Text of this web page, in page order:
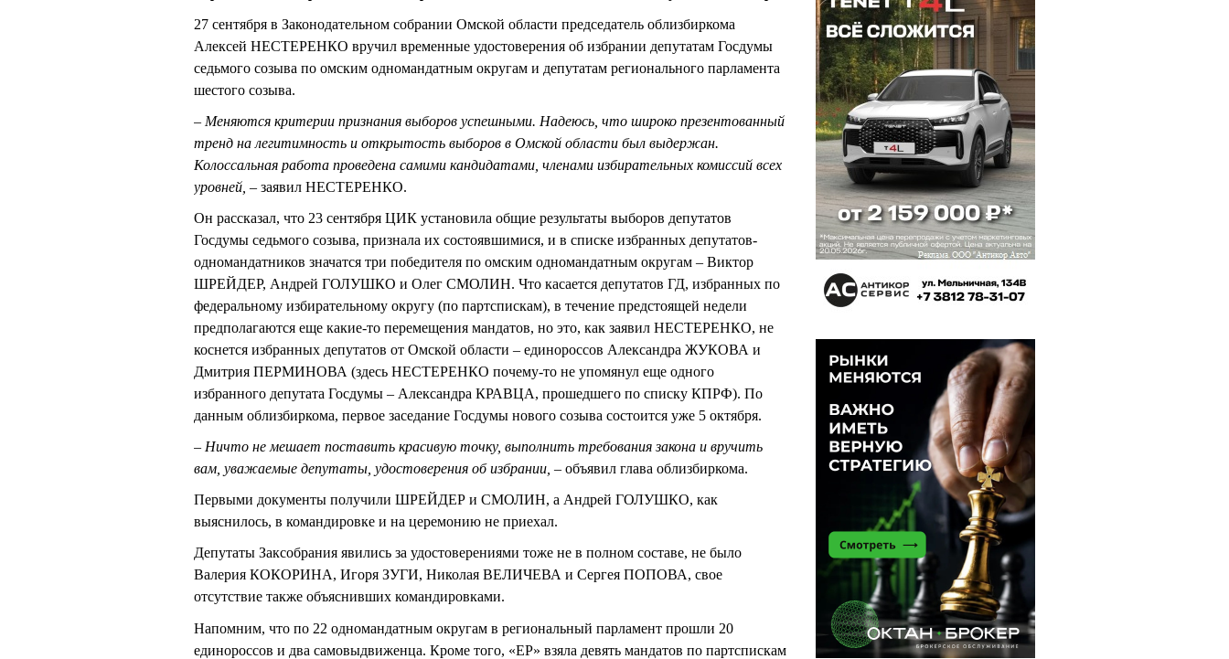
27 сентября в Законодательном собрании Омской области председатель облизбиркома
Алексей НЕСТЕРЕНКО вручил временные удостоверения об избрании депутатам Госдумы
седьмого созыва по омским одномандатным округам и депутатам регионального парламента
шестого созыва.
– Меняются критерии признания выборов успешными. Надеюсь, что широко презентованный
тренд на легитимность и открытость выборов в Омской области был выдержан.
Колоссальная работа проведена самими кандидатами, членами избирательных комиссий всех
уровней, – заявил НЕСТЕРЕНКО.
Он рассказал, что 23 сентября ЦИК установила общие результаты выборов депутатов
Госдумы седьмого созыва, признала их состоявшимися, и в списке избранных депутатов-
одномандатников значатся три победителя по омским одномандатным округам – Виктор
ШРЕЙДЕР, Андрей ГОЛУШКО и Олег СМОЛИН. Что касается депутатов ГД, избранных по
федеральному избирательному округу (по партспискам), в течение предстоящей недели
предполагаются еще какие-то перемещения мандатов, но это, как заявил НЕСТЕРЕНКО, не
коснется избранных депутатов от Омской области – единороссов Александра ЖУКОВА и
Дмитрия ПЕРМИНОВА (здесь НЕСТЕРЕНКО почему-то не упомянул еще одного
избранного депутата Госдумы – Александра КРАВЦА, прошедшего по списку КПРФ). По
данным облизбиркома, первое заседание Госдумы нового созыва состоится уже 5 октября.
– Ничто не мешает поставить красивую точку, выполнить требования закона и вручить
вам, уважаемые депутаты, удостоверения об избрании, – объявил глава облизбиркома.
Первыми документы получили ШРЕЙДЕР и СМОЛИН, а Андрей ГОЛУШКО, как
выяснилось, в командировке и на церемонию не приехал.
Депутаты Заксобрания явились за удостоверениями тоже не в полном составе, не было
Валерия КОКОРИНА, Игоря ЗУГИ, Николая ВЕЛИЧЕВА и Сергея ПОПОВА, свое
отсутствие также объяснивших командировками.
Напомним, что по 22 одномандатным округам в региональный парламент прошли 20
единороссов и два самовыдвиженца. Кроме того, «ЕР» взяла девять мандатов по партспискам